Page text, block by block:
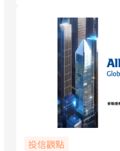
投信觀點